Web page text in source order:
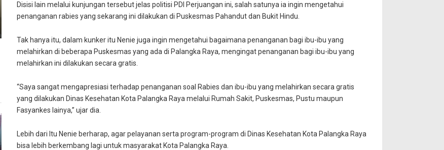
Disisi lain melalui kunjungan tersebut jelas politisi PDI Perjuangan ini, salah satunya ia ingin mengetahui
penanganan rabies yang sekarang ini dilakukan di Puskesmas Pahandut dan Bukit Hindu.
Tak hanya itu, dalam kunker itu Nenie juga ingin mengetahui bagaimana penanganan bagi ibu-ibu yang
melahirkan di beberapa Puskesmas yang ada di Palangka Raya, mengingat penanganan bagi ibu-ibu yang
melahirkan ini dilakukan secara gratis.
“Saya sangat mengapresiasi terhadap penanganan soal Rabies dan ibu-ibu yang melahirkan secara gratis
yang dilakukan Dinas Kesehatan Kota Palangka Raya melalui Rumah Sakit, Puskesmas, Pustu maupun
Fasyankes lainya,” ujar dia.
Lebih dari Itu Nenie berharap, agar pelayanan serta program-program di Dinas Kesehatan Kota Palangka Raya
bisa lebih berkembang lagi untuk masyarakat Kota Palangka Raya.